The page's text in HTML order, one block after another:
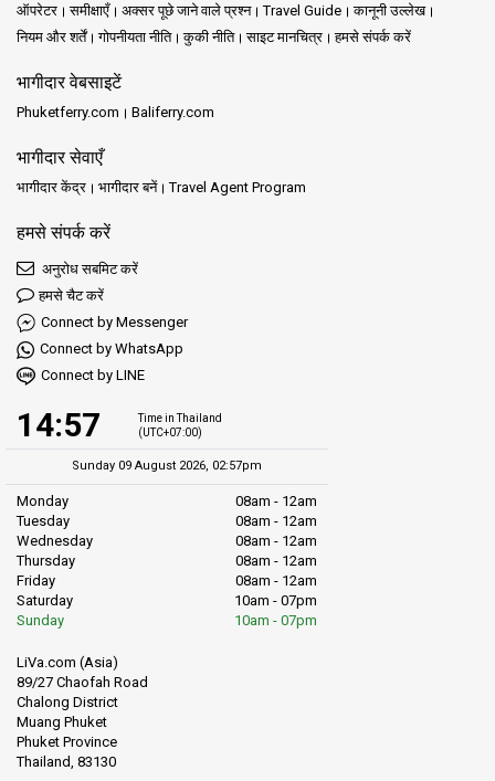
ऑपरेटर
समीक्षाएँ अक्सर पूछे जाने वाले प्रश्न Travel Guide
कानूनी उल्लेख
नियम और शर्तें
गोपनीयता नीति कुकी नीति साइट मानचित्र हमसे संपर्क करें
भागीदार वेबसाइटें
Phuketferry.com Baliferry.com
भागीदार सेवाएँ
भागीदार केंद्र भागीदार बनें Travel Agent Program
हमसे संपर्क करें
अनुरोध सबमिट करें
हमसे चैट करें
Connect by Messenger
Connect by WhatsApp
Connect by LINE
14:57
Time in Thailand
(UTC+07:00)
Sunday 09 August 2026, 02:57pm
Monday
08am - 12am
Tuesday
08am - 12am
Wednesday
08am - 12am
Thursday
08am - 12am
Friday
08am - 12am
Saturday
10am - 07pm
Sunday
10am - 07pm
LiVa.com (Asia)
89/27 Chaofah Road
Chalong District
Muang Phuket
Phuket Province
Thailand, 83130